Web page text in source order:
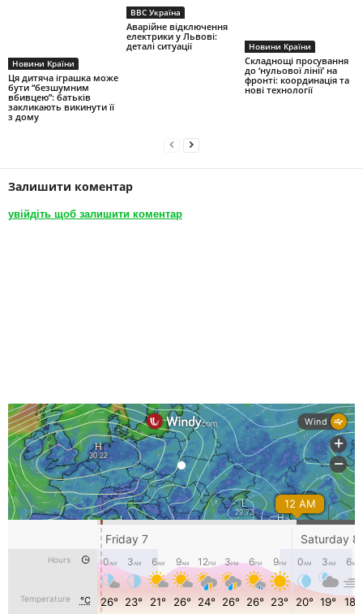
Новини Країни
Ця дитяча іграшка може
бути “безшумним
вбивцею”: батьків
закликають викинути її
з дому
BBC Україна
Аварійне відключення
електрики у Львові:
деталі ситуації
Новини Країни
Складнощі просування
до ‘нульової лінії’ на
фронті: координація та
нові технології
Залишити коментар
увійдіть щоб залишити коментар